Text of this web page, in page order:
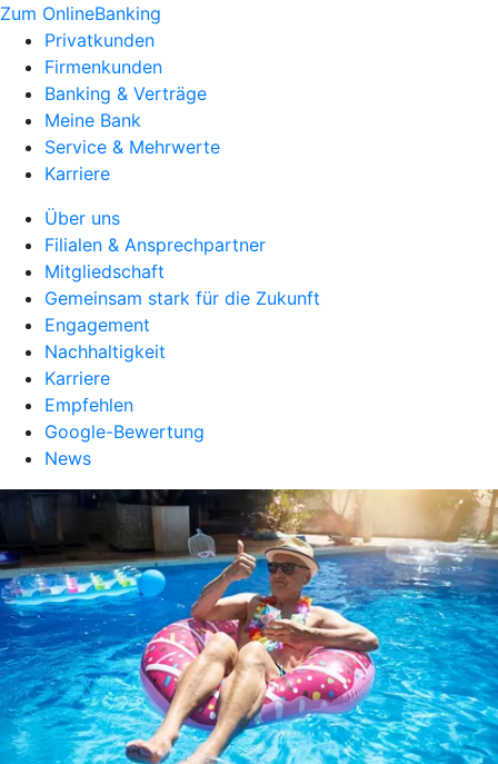
Zum OnlineBanking
Privatkunden
Firmenkunden
Banking & Verträge
Meine Bank
Service & Mehrwerte
Karriere
Über uns
Filialen & Ansprechpartner
Mitgliedschaft
Gemeinsam stark für die Zukunft
Engagement
Nachhaltigkeit
Karriere
Empfehlen
Google-Bewertung
News